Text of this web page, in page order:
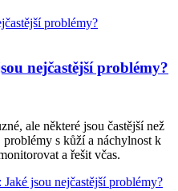
nejčastější problémy?
ale některé jsou častější než
s kůží a náchylnost k
a řešit včas.
jsou nejčastější problémy?